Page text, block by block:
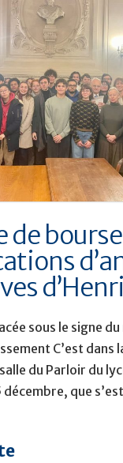
de
sous le signe
C’est dans
du Parloir du
décembre, que